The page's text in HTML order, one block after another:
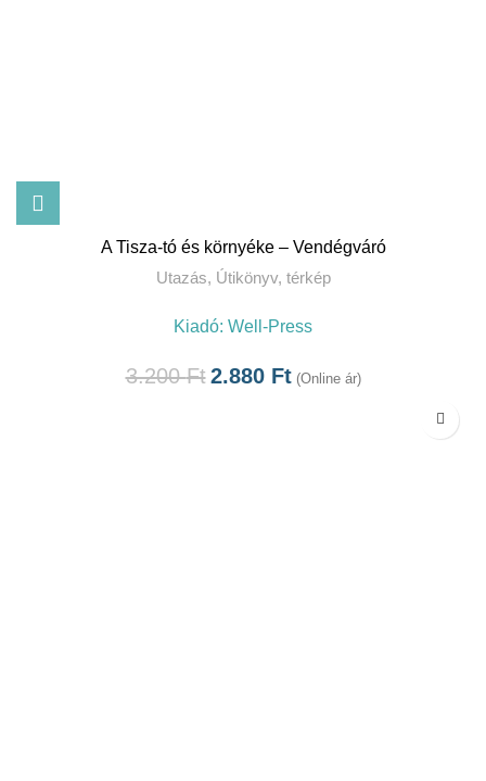
A Tisza-tó és környéke – Vendégváró
Utazás, Útikönyv, térkép
Kiadó: Well-Press
3.200Ft 2.880 Ft (Online ár)